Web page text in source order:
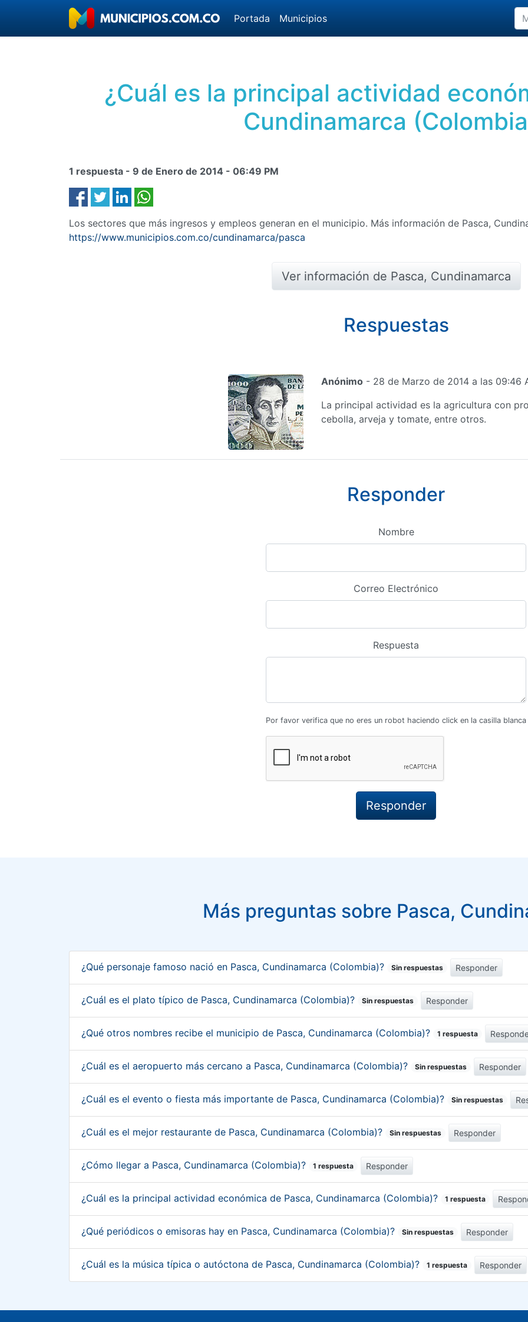
Portada Municipios
¿Cuál es la principal actividad
Cundinamarca
1 respuesta - 9 de Enero de 2014 - 06:49 PM
Los sectores que más ingresos y empleos generan en el municipio. Más información de Pasca,
https://www.municipios.com.co/cundinamarca/pasca
Ver información de Pasca, Cundinamarca
Respuestas
Anónimo- 28 de Marzo de 2014 a las 09:46
La principal actividad es la agricultura con
cebolla, arveja y tomate, entre otros.
Responder
Nombre
Correo Electrónico
Respuesta
Por favor verifica que no eres un robot haciendo click en la casilla blanca
Más preguntas sobre Pasca,
¿Qué personaje famoso nació en Pasca, Cundinamarca (Colombia)? Sin respuestas Responder
¿Cuál es el plato típico de Pasca, Cundinamarca (Colombia)? Sin respuestas Responder
¿Qué otros nombres recibe el municipio de Pasca, Cundinamarca (Colombia)? 1 respuesta
¿Cuál es el aeropuerto más cercano a Pasca, Cundinamarca (Colombia)? Sin respuestas Responder
¿Cuál es el evento o fiesta más importante de Pasca, Cundinamarca (Colombia)? Sin respuestas
¿Cuál es el mejor restaurante de Pasca, Cundinamarca (Colombia)? Sin respuestas Responder
¿Cómo llegar a Pasca, Cundinamarca (Colombia)? 1 respuesta Responder
¿Cuál es la principal actividad económica de Pasca, Cundinamarca (Colombia)? 1 respuesta
¿Qué periódicos o emisoras hay en Pasca, Cundinamarca (Colombia)? Sin respuestas Responder
¿Cuál es la música típica o autóctona de Pasca, Cundinamarca (Colombia)? 1 respuesta Responder